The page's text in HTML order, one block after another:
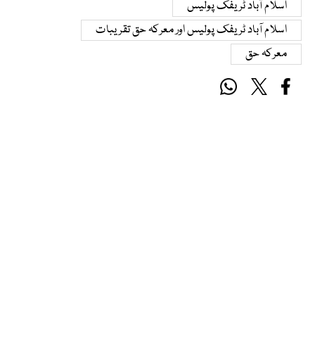
اسلام آباد ٹریفک پولیس
اسلام آباد ٹریفک پولیس اور معرکہ حق تقریبات
معرکہ حق